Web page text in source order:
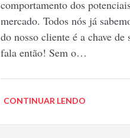
comportamento dos
mercado. Todos nós já
do nosso cliente é a chave
fala então! Sem o…
CONTINUAR LENDO